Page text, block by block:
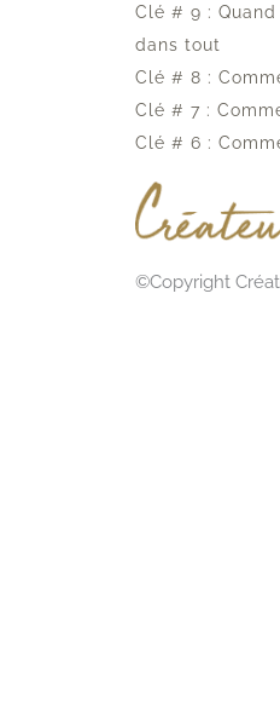
Clé # 9 :
dans tout
Clé # 8 :
Clé # 7 :
Clé # 6 :
©Copyright